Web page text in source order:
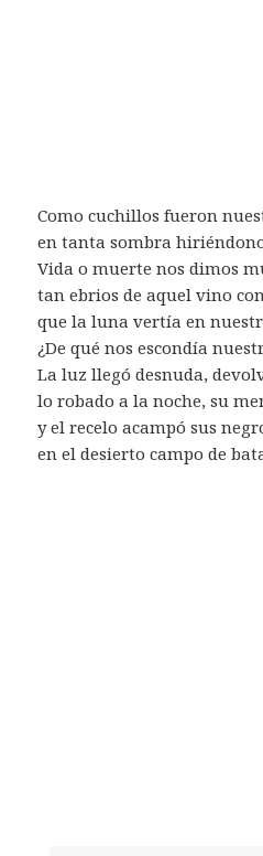
Como cuchillos fueron
en tanta sombra
Vida o muerte nos dimos
tan ebrios de aquel vino
que la luna vertía en
¿De qué nos escondía
La luz llegó desnuda,
lo robado a la noche, su
y el recelo acampó sus
en el desierto campo de